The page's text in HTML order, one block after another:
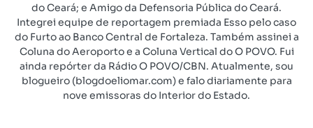
do Ceará; e Amigo da Defensoria Pública do Ceará.
Integrei equipe de reportagem premiada Esso pelo caso
do Furto ao Banco Central de Fortaleza. Também assinei a
Coluna do Aeroporto e a Coluna Vertical do O POVO. Fui
ainda repórter da Rádio O POVO/CBN. Atualmente, sou
blogueiro (blogdoeliomar.com) e falo diariamente para
nove emissoras do Interior do Estado.